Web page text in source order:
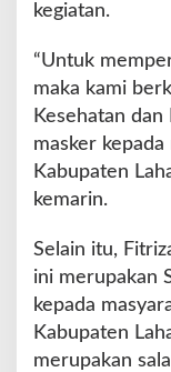
a
n
C
kegiatan.
“Untuk
maka kami
Kesehatan
masker
Kabupaten
kemarin.
Selain itu,
ini merupakan
kepada
Kabupaten
merupakan